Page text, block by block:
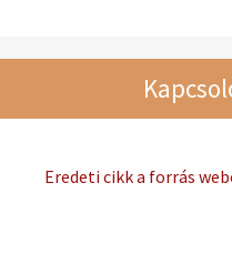
Eredeti cikk a forrás